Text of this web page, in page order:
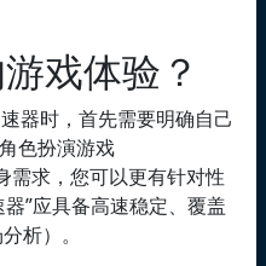
戏体验？
器时，首先需要明确自己
色扮演游戏
需求，您可以更有针对性
”应具备高速稳定、覆盖
析）。